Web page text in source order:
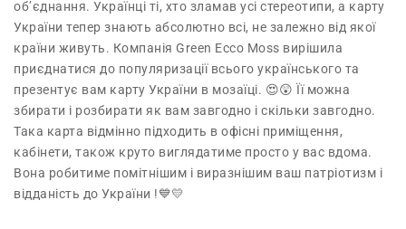
об’єднання. Українці ті, хто зламав усі стереотипи, а карту
України тепер знають абсолютно всі, не залежно від якої
країни живуть. Компанія Green Ecco Moss вирішила
приєднатися до популяризації всього українського та
презентує вам карту України в мозаїці. 😍😲 Її можна
збирати і розбирати як вам завгодно і скільки завгодно.
Така карта відмінно підходить в офісні приміщення,
кабінети, також круто виглядатиме просто у вас вдома.
Вона робитиме помітнішим і виразнішим ваш патріотизм і
відданість до України !💙💛